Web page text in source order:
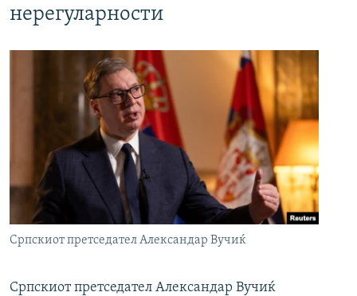
нерегуларности
Српскиот претседател Александар Вучиќ
Српскиот претседател Александар Вучиќ